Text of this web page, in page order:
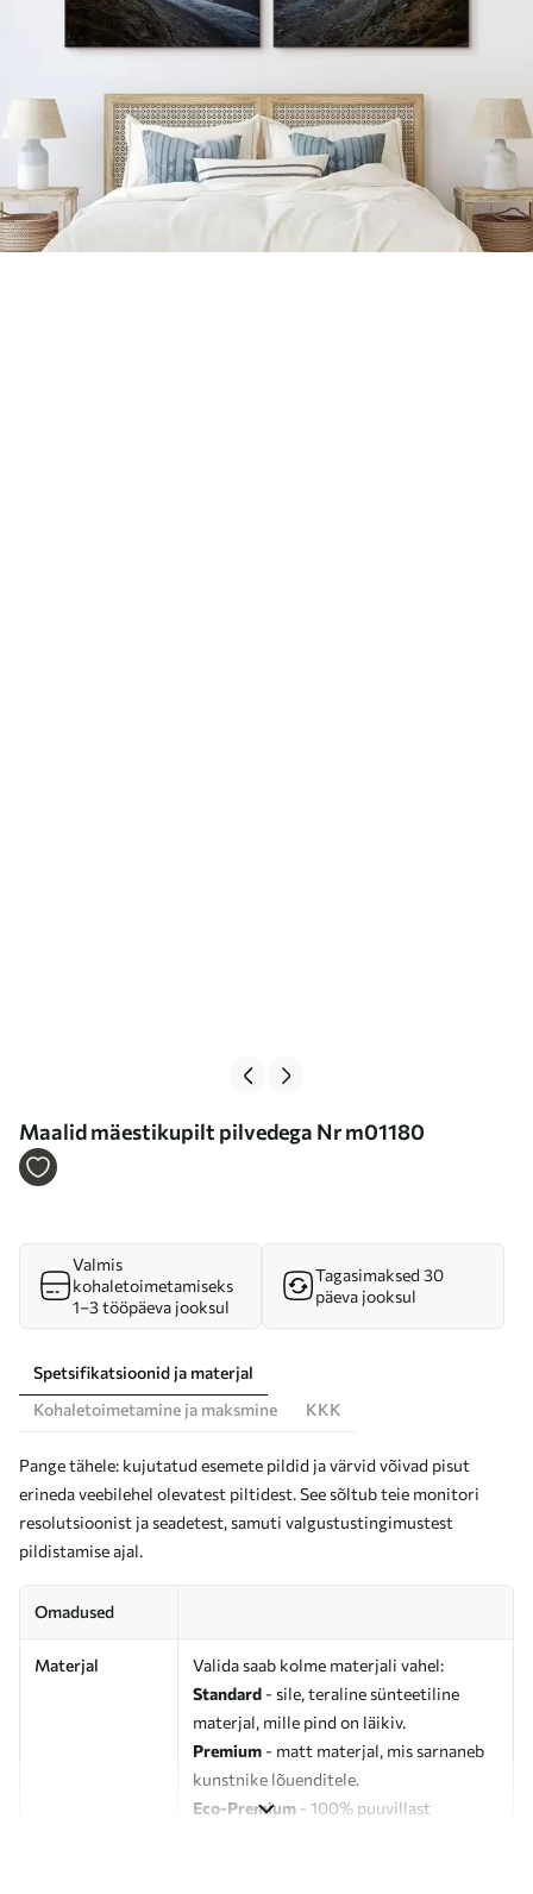
Maalid mäestikupilt pilvedega Nr m01180
Valmis
kohaletoimetamiseks
1–3 tööpäeva jooksul
Tagasimaksed 30
päeva jooksul
Spetsifikatsioonid ja materjal
Kohaletoimetamine ja maksmine
KKK
Pange tähele: kujutatud esemete pildid ja värvid võivad pisut
erineda veebilehel olevatest piltidest. See sõltub teie monitori
resolutsioonist ja seadetest, samuti valgustustingimustest
pildistamise ajal.
Omadused
Materjal
Valida saab kolme materjali vahel:
Standard - sile, teraline sünteetiline
materjal, mille pind on läikiv.
Premium - matt materjal, mis sarnaneb
kunstnike lõuenditele.
Eco-Premium - 100% puuvillast